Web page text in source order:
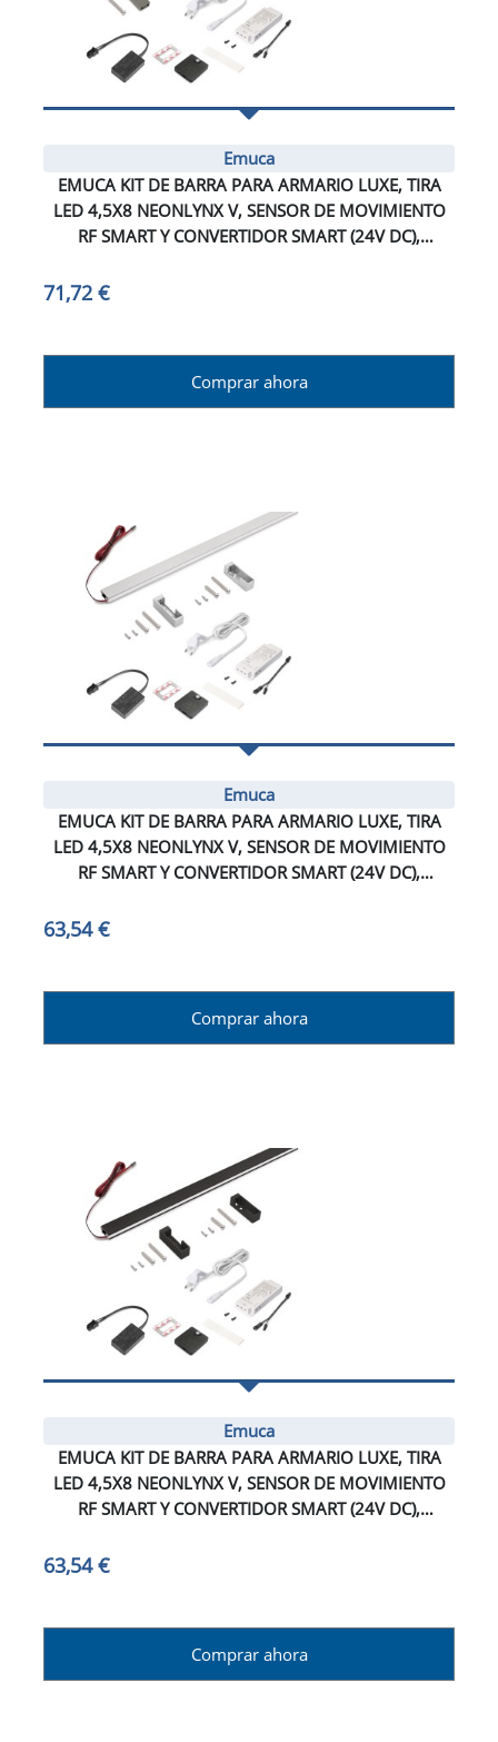
Emuca
EMUCA KIT DE BARRA PARA ARMARIO LUXE, TIRA
LED 4,5X8 NEONLYNX V, SENSOR DE MOVIMIENTO
RF SMART Y CONVERTIDOR SMART (24V DC),
71,72 €
Comprar ahora
Emuca
EMUCA KIT DE BARRA PARA ARMARIO LUXE, TIRA
LED 4,5X8 NEONLYNX V, SENSOR DE MOVIMIENTO
RF SMART Y CONVERTIDOR SMART (24V DC),
PLÁSTICO Y ALUMINIO, ANODIZADO MATE
63,54 €
Comprar ahora
Emuca
EMUCA KIT DE BARRA PARA ARMARIO LUXE, TIRA
LED 4,5X8 NEONLYNX V, SENSOR DE MOVIMIENTO
RF SMART Y CONVERTIDOR SMART (24V DC),
PLÁSTICO Y ALUMINIO, PINTADO NEGRO
63,54 €
Comprar ahora